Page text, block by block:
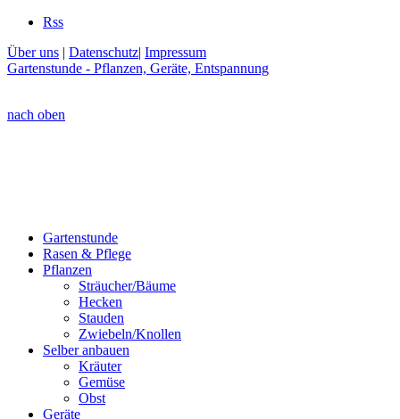
Rss
Über uns | Datenschutz| Impressum
Gartenstunde - Pflanzen, Geräte, Entspannung
nach oben
Gartenstunde
Rasen & Pflege
Pflanzen
Sträucher/Bäume
Hecken
Stauden
Zwiebeln/Knollen
Selber anbauen
Kräuter
Gemüse
Obst
Geräte